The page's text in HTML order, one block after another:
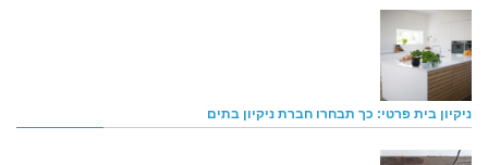
ניקיון בית פרטי: כך תבחרו חברת ניקיון בתים